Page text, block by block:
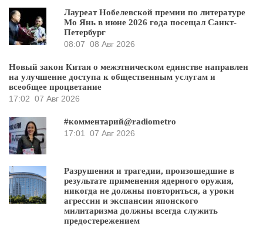
Лауреат Нобелевской премии по литературе
Мо Янь в июне 2026 года посещал Санкт-
Петербург
08:07 08 Авг 2026
Новый закон Китая о межэтническом единстве направлен
на улучшение доступа к общественным услугам и
всеобщее процветание
17:02 07 Авг 2026
#комментарий@radiometro
17:01
07 Авг 2026
Разрушения и трагедии, произошедшие в
результате применения ядерного оружия,
никогда не должны повториться, а уроки
агрессии и экспансии японского
милитаризма должны всегда служить
предостережением